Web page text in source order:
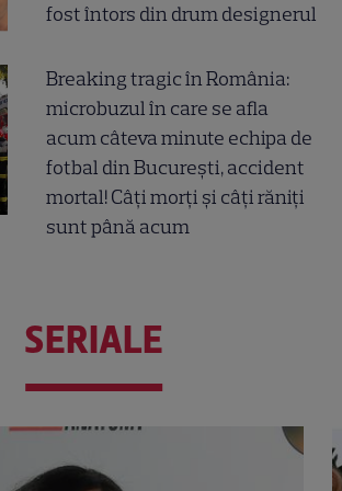
fost întors din drum designerul
Breaking tragic în România:
microbuzul în care se afla
acum câteva minute echipa de
fotbal din București, accident
mortal! Câți morți și câți răniți
sunt până acum
SERIALE